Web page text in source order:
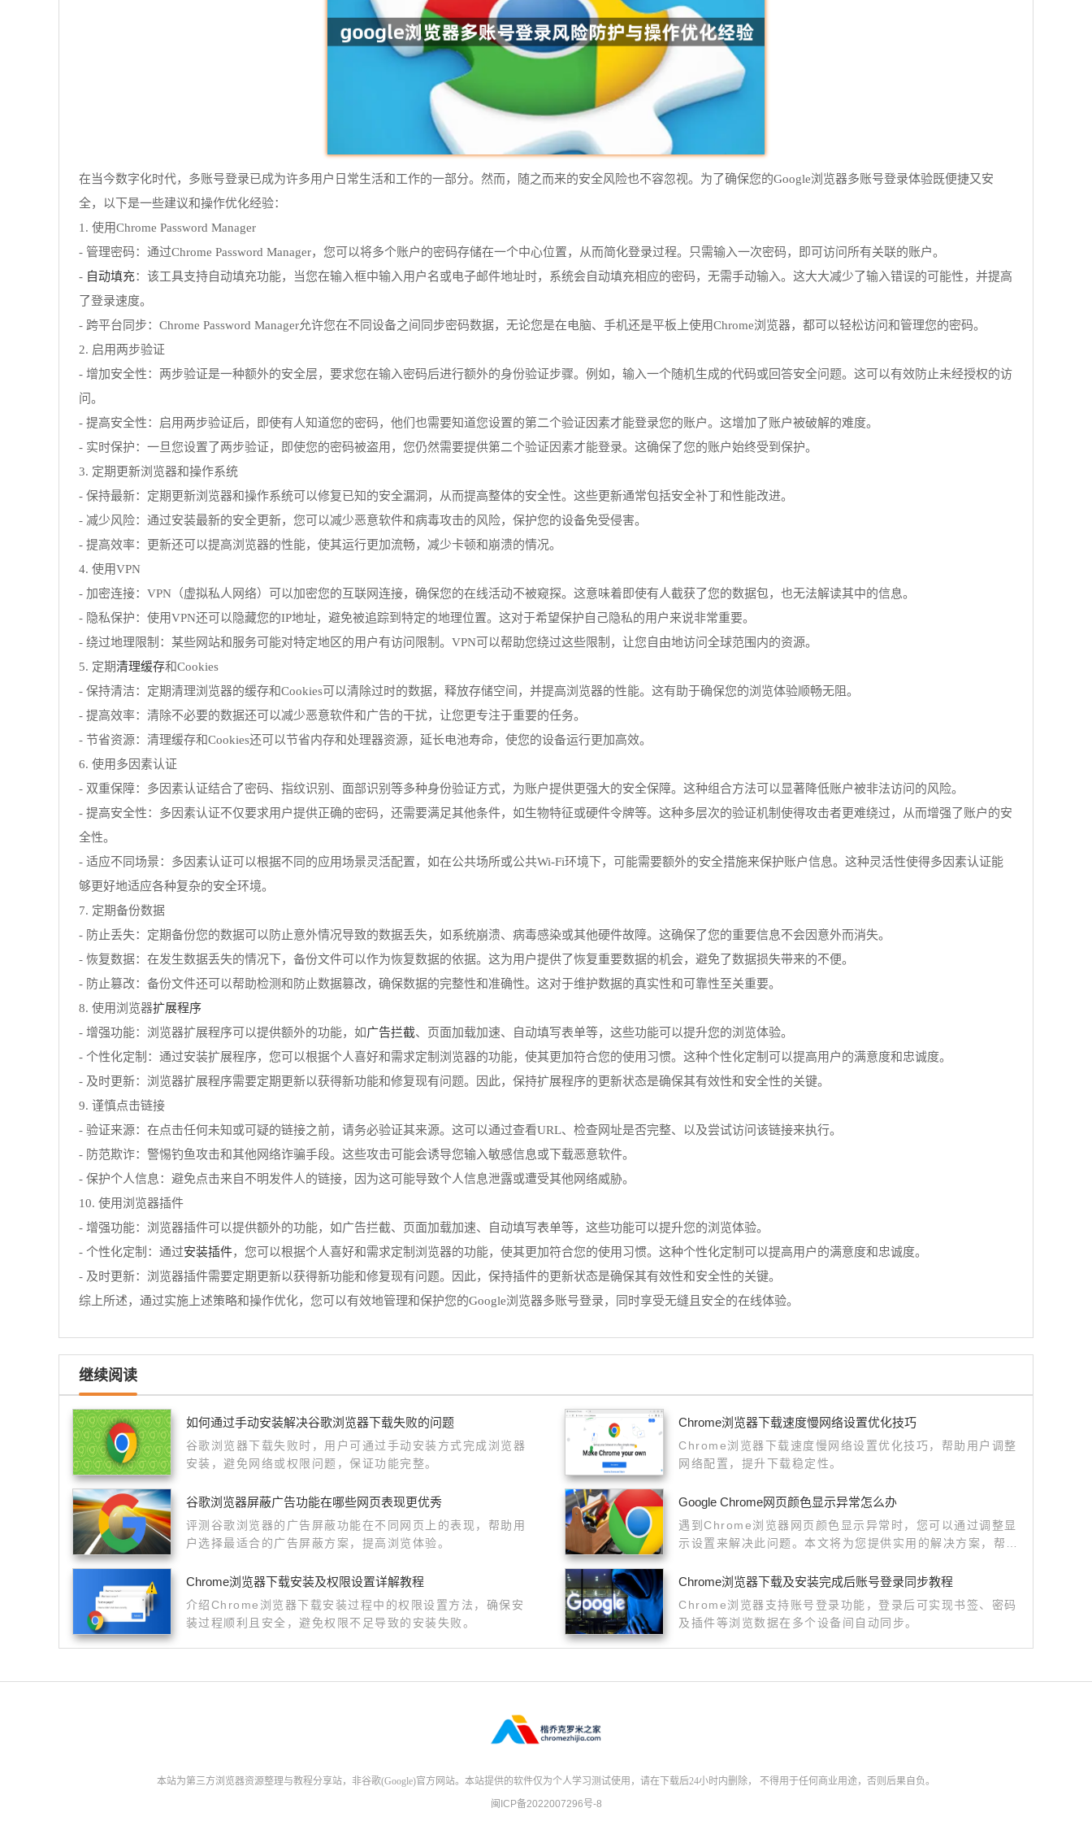
在当今数字化时代，多账号登录已成为许多用户日常生活和工作的一部分。然而，随之而来的安全风险也不容忽视。为了确保您的Google浏览器多账号登录体验既便捷又安
全，以下是一些建议和操作优化经验：
1. 使用Chrome Password Manager
- 管理密码：通过Chrome Password Manager，您可以将多个账户的密码存储在一个中心位置，从而简化登录过程。只需输入一次密码，即可访问所有关联的账户。
- 自动填充：该工具支持自动填充功能，当您在输入框中输入用户名或电子邮件地址时，系统会自动填充相应的密码，无需手动输入。这大大减少了输入错误的可能性，并提高
了登录速度。
- 跨平台同步：Chrome Password Manager允许您在不同设备之间同步密码数据，无论您是在电脑、手机还是平板上使用Chrome浏览器，都可以轻松访问和管理您的密码。
2. 启用两步验证
- 增加安全性：两步验证是一种额外的安全层，要求您在输入密码后进行额外的身份验证步骤。例如，输入一个随机生成的代码或回答安全问题。这可以有效防止未经授权的访
问。
- 提高安全性：启用两步验证后，即使有人知道您的密码，他们也需要知道您设置的第二个验证因素才能登录您的账户。这增加了账户被破解的难度。
- 实时保护：一旦您设置了两步验证，即使您的密码被盗用，您仍然需要提供第二个验证因素才能登录。这确保了您的账户始终受到保护。
3. 定期更新浏览器和操作系统
- 保持最新：定期更新浏览器和操作系统可以修复已知的安全漏洞，从而提高整体的安全性。这些更新通常包括安全补丁和性能改进。
- 减少风险：通过安装最新的安全更新，您可以减少恶意软件和病毒攻击的风险，保护您的设备免受侵害。
- 提高效率：更新还可以提高浏览器的性能，使其运行更加流畅，减少卡顿和崩溃的情况。
4. 使用VPN
- 加密连接：VPN（虚拟私人网络）可以加密您的互联网连接，确保您的在线活动不被窥探。这意味着即使有人截获了您的数据包，也无法解读其中的信息。
- 隐私保护：使用VPN还可以隐藏您的IP地址，避免被追踪到特定的地理位置。这对于希望保护自己隐私的用户来说非常重要。
- 绕过地理限制：某些网站和服务可能对特定地区的用户有访问限制。VPN可以帮助您绕过这些限制，让您自由地访问全球范围内的资源。
5. 定期清理缓存和Cookies
- 保持清洁：定期清理浏览器的缓存和Cookies可以清除过时的数据，释放存储空间，并提高浏览器的性能。这有助于确保您的浏览体验顺畅无阻。
- 提高效率：清除不必要的数据还可以减少恶意软件和广告的干扰，让您更专注于重要的任务。
- 节省资源：清理缓存和Cookies还可以节省内存和处理器资源，延长电池寿命，使您的设备运行更加高效。
6. 使用多因素认证
- 双重保障：多因素认证结合了密码、指纹识别、面部识别等多种身份验证方式，为账户提供更强大的安全保障。这种组合方法可以显著降低账户被非法访问的风险。
- 提高安全性：多因素认证不仅要求用户提供正确的密码，还需要满足其他条件，如生物特征或硬件令牌等。这种多层次的验证机制使得攻击者更难绕过，从而增强了账户的安
全性。
- 适应不同场景：多因素认证可以根据不同的应用场景灵活配置，如在公共场所或公共Wi-Fi环境下，可能需要额外的安全措施来保护账户信息。这种灵活性使得多因素认证能
够更好地适应各种复杂的安全环境。
7. 定期备份数据
- 防止丢失：定期备份您的数据可以防止意外情况导致的数据丢失，如系统崩溃、病毒感染或其他硬件故障。这确保了您的重要信息不会因意外而消失。
- 恢复数据：在发生数据丢失的情况下，备份文件可以作为恢复数据的依据。这为用户提供了恢复重要数据的机会，避免了数据损失带来的不便。
- 防止篡改：备份文件还可以帮助检测和防止数据篡改，确保数据的完整性和准确性。这对于维护数据的真实性和可靠性至关重要。
8. 使用浏览器扩展程序
- 增强功能：浏览器扩展程序可以提供额外的功能，如广告拦截、页面加载加速、自动填写表单等，这些功能可以提升您的浏览体验。
- 个性化定制：通过安装扩展程序，您可以根据个人喜好和需求定制浏览器的功能，使其更加符合您的使用习惯。这种个性化定制可以提高用户的满意度和忠诚度。
- 及时更新：浏览器扩展程序需要定期更新以获得新功能和修复现有问题。因此，保持扩展程序的更新状态是确保其有效性和安全性的关键。
9. 谨慎点击链接
- 验证来源：在点击任何未知或可疑的链接之前，请务必验证其来源。这可以通过查看URL、检查网址是否完整、以及尝试访问该链接来执行。
- 防范欺诈：警惕钓鱼攻击和其他网络诈骗手段。这些攻击可能会诱导您输入敏感信息或下载恶意软件。
- 保护个人信息：避免点击来自不明发件人的链接，因为这可能导致个人信息泄露或遭受其他网络威胁。
10. 使用浏览器插件
- 增强功能：浏览器插件可以提供额外的功能，如广告拦截、页面加载加速、自动填写表单等，这些功能可以提升您的浏览体验。
- 个性化定制：通过安装插件，您可以根据个人喜好和需求定制浏览器的功能，使其更加符合您的使用习惯。这种个性化定制可以提高用户的满意度和忠诚度。
- 及时更新：浏览器插件需要定期更新以获得新功能和修复现有问题。因此，保持插件的更新状态是确保其有效性和安全性的关键。
综上所述，通过实施上述策略和操作优化，您可以有效地管理和保护您的Google浏览器多账号登录，同时享受无缝且安全的在线体验。
继续阅读
如何通过手动安装解决谷歌浏览器下载失败的问题
谷歌浏览器下载失败时，用户可通过手动安装方式完成浏览器
安装，避免网络或权限问题，保证功能完整。
Chrome浏览器下载速度慢网络设置优化技巧
Chrome浏览器下载速度慢网络设置优化技巧，帮助用户调整
网络配置，提升下载稳定性。
谷歌浏览器屏蔽广告功能在哪些网页表现更优秀
评测谷歌浏览器的广告屏蔽功能在不同网页上的表现，帮助用
户选择最适合的广告屏蔽方案，提高浏览体验。
Google Chrome网页颜色显示异常怎么办
遇到Chrome浏览器网页颜色显示异常时，您可以通过调整显
示设置来解决此问题。本文将为您提供实用的解决方案，帮助
果。
Chrome浏览器下载安装及权限设置详解教程
介绍Chrome浏览器下载安装过程中的权限设置方法，确保安
装过程顺利且安全，避免权限不足导致的安装失败。
Chrome浏览器下载及安装完成后账号登录同步教程
Chrome浏览器支持账号登录功能，登录后可实现书签、密码
及插件等浏览数据在多个设备间自动同步。
本站为第三方浏览器资源整理与教程分享站，非谷歌(Google)官方网站。本站提供的软件仅为个人学习测试使用，请在下载后24小时内删除，
不得用于任何商业用途，否则后果自负。
闽ICP备2022007296号-8